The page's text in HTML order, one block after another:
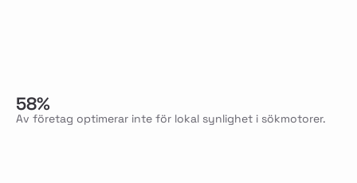
58%
Av företag optimerar inte för lokal synlighet i sökmotorer.